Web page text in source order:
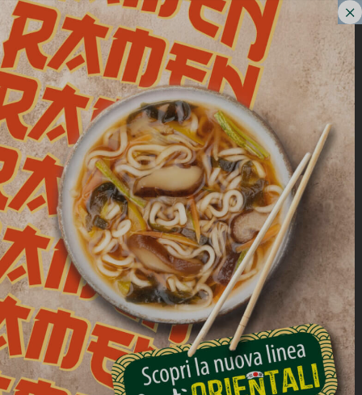
ZERO SPRECHI 19 FEBBRAIO 2026
FOGLIE DI BARBABIETOLA:
PROPRIETÀ E RICETTE ZERO
SPRECHI
Quando acquistiamo le barbabietole
spesso ci concentriamo sulla radice,
scartando automaticamente le foglie. In
realtà, le foglie di barbabietola sono
commestibili, nutrienti e
sorprendentemente versatili in
cucina.Utilizzarle significa fare una
scelta consapevole: ridurre gli sprechi,
valorizzare ogni parte dell’ortaggio e [...]
SCOPRI DI PIÙ